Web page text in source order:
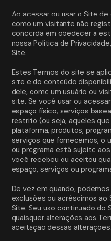
Ao acessar ou usar o Site de
como um visitante não
concorda em obedecer a
nossa Política de
Site.
Estes Termos do site se
site e do conteúdo
dele, como um usuário ou
site. Se você usar ou
espaço físico, serviços
restrito (ou seja, aqueles
plataforma, produtos,
serviços que fornecemos, o
ou programa está sujeito
você recebeu ou aceitou
espaço, serviços ou
De vez em quando,
exclusões ou acréscimos ao
Site. Seu uso continuado do
quaisquer alterações aos
aceitação dessas alterações.